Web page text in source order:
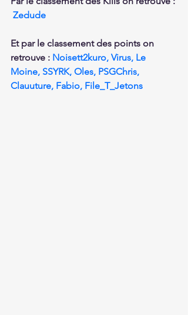
Zedude
Et par le classement des points on
retrouve : Noisett2kuro, Virus, Le
Moine, SSYRK, Oles, PSGChris,
Clauuture, Fabio, File_T_Jetons